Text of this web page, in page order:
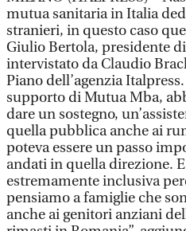
mutua sanitaria in Italia
stranieri, in questo caso
Giulio Bertola, presidente
intervistato da Claudio
Piano dell’agenzia
supporto di Mutua Mba,
dare un sostegno,
quella pubblica anche ai
poteva essere un passo
andati in quella direzione.
estremamente inclusiva
pensiamo a famiglie che
anche ai genitori anziani